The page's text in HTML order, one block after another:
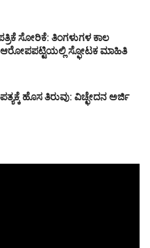
ಸೋರಿಕೆ: ತಿಂಗಳುಗಳ ಕಾಲ
ಆರೋಪಪಟ್ಟಿಯಲ್ಲಿ ಸ್ಫೋಟಕ ಮಾಹಿತಿ
ಹೊಸ ತಿರುವು: ವಿಚ್ಛೇದನ ಅರ್ಜಿ